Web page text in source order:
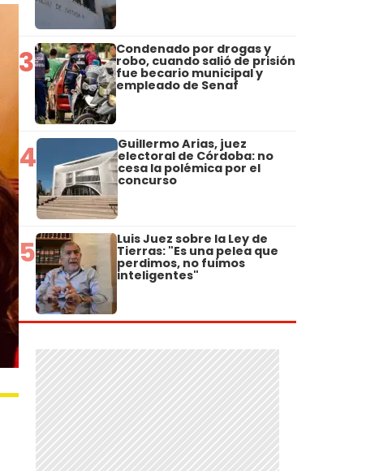
3 Condenado por drogas y
robo, cuando salió de prisión
fue becario municipal y
empleado de Senaf
4 Guillermo Arias, juez
electoral de Córdoba: no
cesa la polémica por el
concurso
5 Luis Juez sobre la Ley de
Tierras: "Es una pelea que
perdimos, no fuimos
inteligentes"